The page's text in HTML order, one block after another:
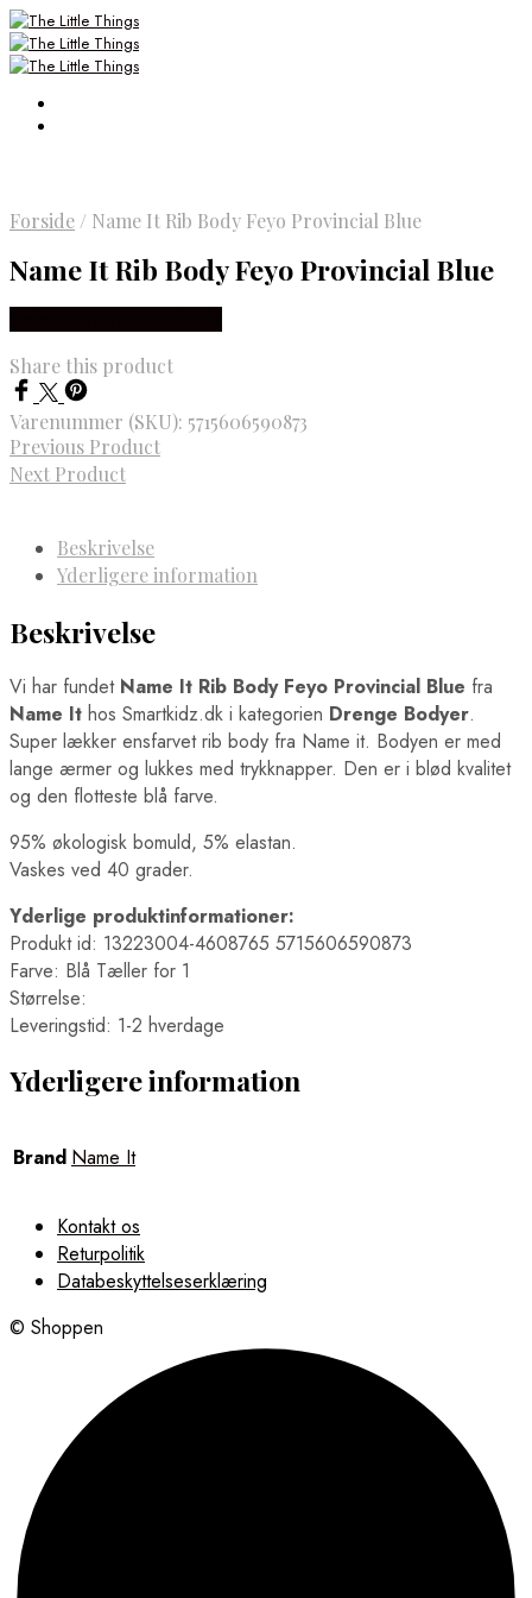
Forside / Name It Rib Body Feyo Provincial Blue
Name It Rib Body Feyo Provincial Blue
Share this product
Varenummer (SKU): 5715606590873
Previous Product
Next Product
Beskrivelse
Yderligere information
Beskrivelse
Vi har fundet Name It Rib Body Feyo Provincial Blue fra
Name It hos Smartkidz.dk i kategorien Drenge Bodyer.
Super lækker ensfarvet rib body fra Name it. Bodyen er med
lange ærmer og lukkes med trykknapper. Den er i blød kvalitet
og den flotteste blå farve.
95% økologisk bomuld, 5% elastan.
Vaskes ved 40 grader.
Yderlige produktinformationer:
Produkt id: 13223004-4608765 5715606590873
Farve: Blå Tæller for 1
Størrelse:
Leveringstid: 1-2 hverdage
Yderligere information
Brand Name It
Kontakt os
Returpolitik
Databeskyttelseserklæring
© Shoppen